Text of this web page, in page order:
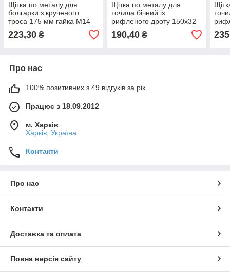
Щітка по металу для
болгарки з крученого
троса 175 мм гайка М14
"Judos"
223,30 ₴
Щітка по металу для
точила бічний із
рифленого дроту 150х32
мм "EAGLE"
190,40₴
мм
235
Про нас
100% позитивних з 49 відгуків за рік
Працює з 18.09.2012
м. Харків
Харків, Україна
Контакти
Про нас
Контакти
Доставка та оплата
Повна версія сайту